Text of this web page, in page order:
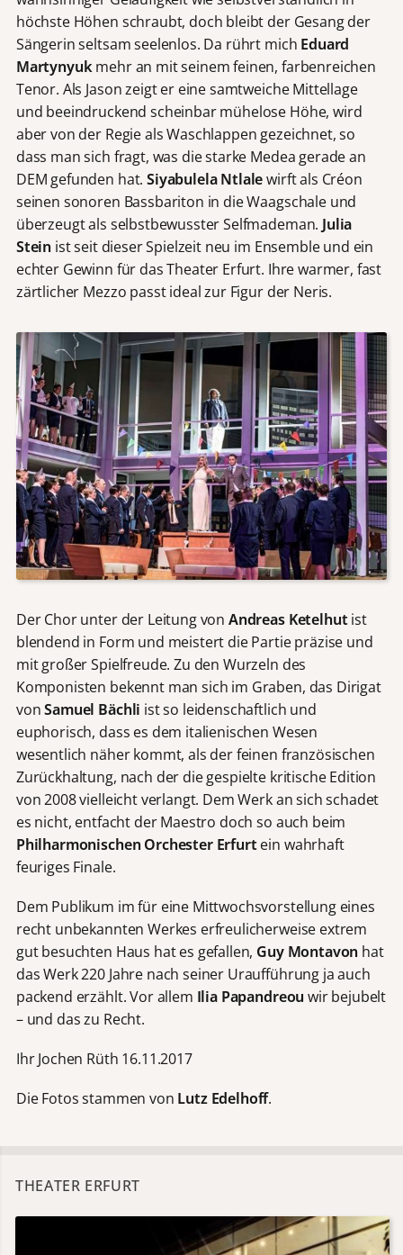
höchste Höhen schraubt, doch bleibt der Gesang der
Sängerin seltsam seelenlos. Da rührt mich Eduard
Martynyukmehr an mit seinem feinen, farbenreichen
Tenor. Als Jason zeigt er eine samtweiche Mittellage
und beeindruckend scheinbar mühelose Höhe, wird
aber von der Regie als Waschlappen gezeichnet, so
dass man sich fragt, was die starke Medea gerade an
DEM gefunden hat.Siyabulela Ntlalewirft als Créon
seinen sonoren Bassbariton in die Waagschale und
überzeugt als selbstbewusster Selfmademan. Julia
Stein ist seit dieser Spielzeit neu im Ensemble und ein
echter Gewinn für das Theater Erfurt. Ihre warmer, fast
zärtlicher Mezzo passt ideal zur Figur der Neris.
Der Chor unter der Leitung von Andreas Ketelhutist
blendend in Form und meistert die Partie präzise und
mit großer Spielfreude. Zu den Wurzeln des
Komponisten bekennt man sich im Graben, das Dirigat
vonSamuel Bächli ist so leidenschaftlich und
euphorisch, dass es dem italienischen Wesen
wesentlich näher kommt, als der feinen französischen
Zurückhaltung, nach der die gespielte kritische Edition
von 2008 vielleicht verlangt. Dem Werk an sich schadet
es nicht, entfacht der Maestro doch so auch beim
Philharmonischen Orchester Erfurtein wahrhaft
feuriges Finale.
Dem Publikum im für eine Mittwochsvorstellung eines
recht unbekannten Werkes erfreulicherweise extrem
gut besuchten Haus hat es gefallen, Guy Montavon hat
das Werk 220 Jahre nach seiner Uraufführung ja auch
packend erzählt. Vor allem Ilia Papandreouwir bejubelt
– und das zu Recht.
Ihr Jochen Rüth 16.11.2017
Die Fotos stammen von Lutz Edelhoff.
THEATER ERFURT